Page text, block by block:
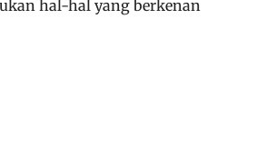
hal-hal yang berkenan